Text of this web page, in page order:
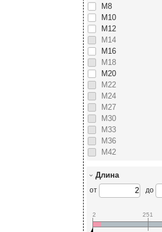
М8
М10
М12
М14
М16
М18
М20
М22
М24
М27
М30
М33
М36
М42
Длина
от до
2 251